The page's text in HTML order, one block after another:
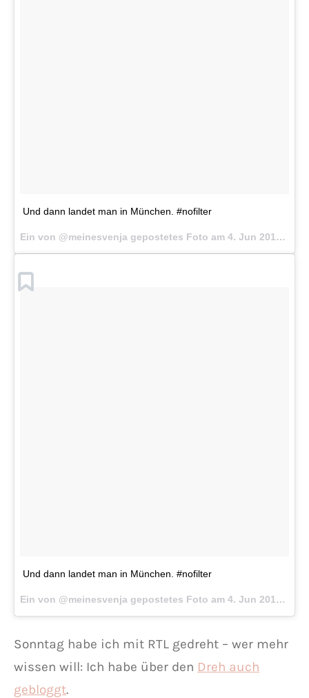
Und dann landet man in München. #nofilter
Ein von @meinesvenja gepostetes Foto am 4. Jun 2016 um 10:26 Uhr
Und dann landet man in München. #nofilter
Ein von @meinesvenja gepostetes Foto am 4. Jun 2016 um 10:26 Uhr
Sonntag habe ich mit RTL gedreht – wer mehr
wissen will: Ich habe über den Dreh auch
gebloggt.